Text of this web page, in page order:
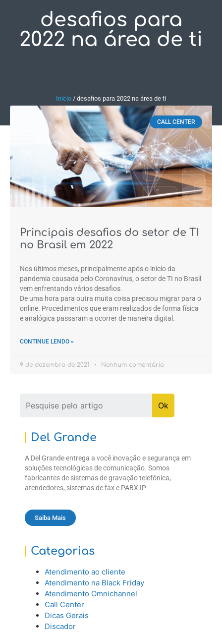
Fale Conosco
desafios para
2022 na área de ti
Início / desafios para 2022 na área de ti
CALL CENTER
Principais desafios do setor de TI
no Brasil em 2022
Nos últimos meses, principalmente após o início da
pandemia causada pelo Coronavírus, o setor de TI no Brasil
vem enfrentando vários desafios.
De uma hora para outra muita coisa precisou migrar para o
online. Procedimentos que eram realizados de forma física
e analógica passaram a ocorrer de maneira digital.
CONTINUE LENDO »
9 de dezembro de 2021 Nenhum comentário
Del Grande
A Del Grande entrega a você inovação e segurança em
soluções tecnológicas de comunicação. Somos
fabricantes de sistemas de gravação telefônica,
atendedores, sistemas de fax e PABX IP.
Saiba Mais
Categorias
Atendimento ao cliente
Atendimento na Black Friday
Atendimento Omnichannel
Call Center
Dicas Gerais
Discador